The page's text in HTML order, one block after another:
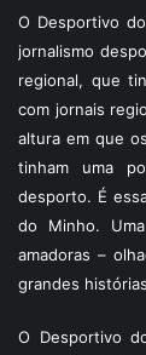
O Desportivo
jornalismo
regional, que
com jornais
altura em que
tinham uma
desporto. É
do Minho.
amadoras –
grandes
O Desportivo